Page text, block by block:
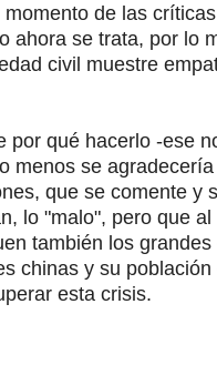
de las
ahora se trata, por lo
civil muestre
por qué hacerlo -ese
menos se
que se comente y
lo "malo", pero que al
también los
chinas y su población
esta crisis.